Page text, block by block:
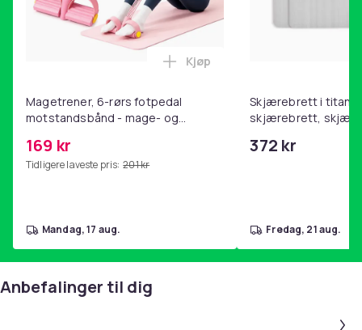
Magetrener, 6-rørs fotpedal
motstandsbånd - mage- og
hjemmegymnastikk Pink
169 kr
Tidligere laveste pris: 201 kr
Legg Magetrener, 6-rørs
Kjøp
mandag, 17 aug.
Skjærebrett i titan,
skjærebrett,
372 kr
fredag, 21 aug.
Anbefalinger til dig